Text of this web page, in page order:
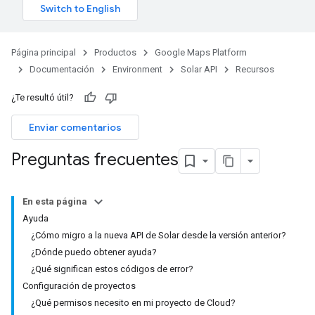
Página principal Productos
Google Maps Platform
Documentación
Environment Solar API Recursos
¿Te resultó útil?
Enviar comentarios
Preguntas frecuentes
En esta página
Ayuda
¿Cómo migro a la nueva API de Solar desde la versión anterior?
¿Dónde puedo obtener ayuda?
¿Qué significan estos códigos de error?
Configuración de proyectos
¿Qué permisos necesito en mi proyecto de Cloud?